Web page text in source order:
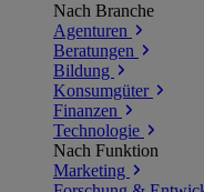
Nach Branche
Agenturen
Beratungen
Bildung
Konsumgüter
Finanzen
Technologie
Nach Funktion
Marketing